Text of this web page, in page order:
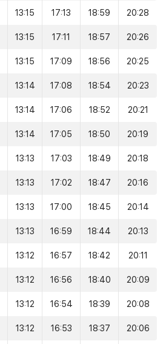
13:15 17:13 18:59 20:28
13:15 17:11 18:57 20:26
13:15 17:09 18:56 20:25
13:14 17:08 18:54 20:23
13:14 17:06 18:52 20:21
13:14 17:05 18:50 20:19
13:13 17:03 18:49 20:18
13:13 17:02 18:47 20:16
13:13 17:00 18:45 20:14
13:13 16:59 18:44 20:13
13:12 16:57 18:42 20:11
13:12 16:56 18:40 20:09
13:12 16:54 18:39 20:08
13:12 16:53 18:37 20:06